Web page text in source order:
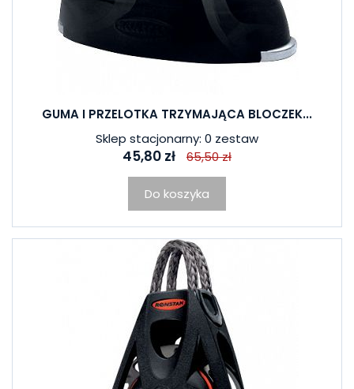
GUMA I PRZELOTKA TRZYMAJĄCA BLOCZEK...
Sklep stacjonarny: 0 zestaw
45,80 zł 65,50 zł
Do koszyka